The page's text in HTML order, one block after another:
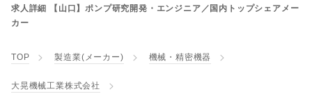
求人詳細 【山口】ポンプ研究開発・エンジニア／国内トップシェアメー
カー
TOP 製造業(メーカー) 機械・精密機器
大晃機械工業株式会社